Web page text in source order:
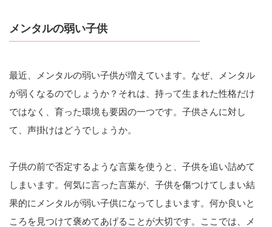
メンタルの弱い子供
最近、メンタルの弱い子供が増えています。なぜ、メンタル
が弱くなるのでしょうか？それは、持って生まれた性格だけ
ではなく、育った環境も要因の一つです。子供さんに対し
て、声掛けはどうでしょうか。
子供の前で否定するような言葉を使うと、子供を追い詰めて
しまいます。何気に言った言葉が、子供を傷つけてしまい結
果的にメンタルが弱い子供になってしまいます。何か良いと
ころを見つけて褒めてあげることが大切です。ここでは、メ